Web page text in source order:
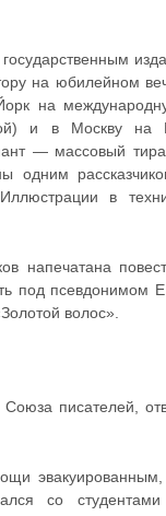
на юбилейном
на
и в Москву на
— массовый
одним
в
напечатана
под псевдонимом
волос».
писателей,
эвакуированным,
со студентами